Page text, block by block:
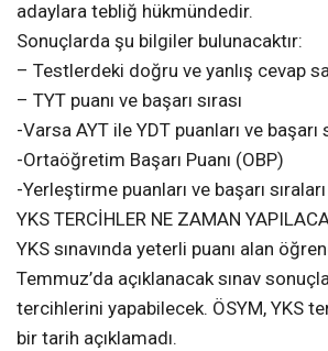
adaylara tebliğ hükmündedir.
Sonuçlarda şu bilgiler bulunacaktır:
– Testlerdeki doğru ve yanlış cevap
– TYT puanı ve başarı sırası
-Varsa AYT ile YDT puanları ve başarı
-Ortaöğretim Başarı Puanı (OBP)
-Yerleştirme puanları ve başarı sıraları
YKS TERCİHLER NE ZAMAN
YKS sınavında yeterli puanı alan
Temmuz’da açıklanacak sınav
tercihlerini yapabilecek. ÖSYM, YKS
bir tarih açıklamadı.